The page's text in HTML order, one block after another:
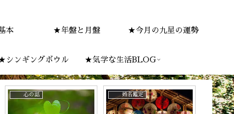
本 ★年盤と月盤 ★今月の九星の運勢
シンギングボウル ★気学な生活BLOG
心の話 姓名鑑定 姓名